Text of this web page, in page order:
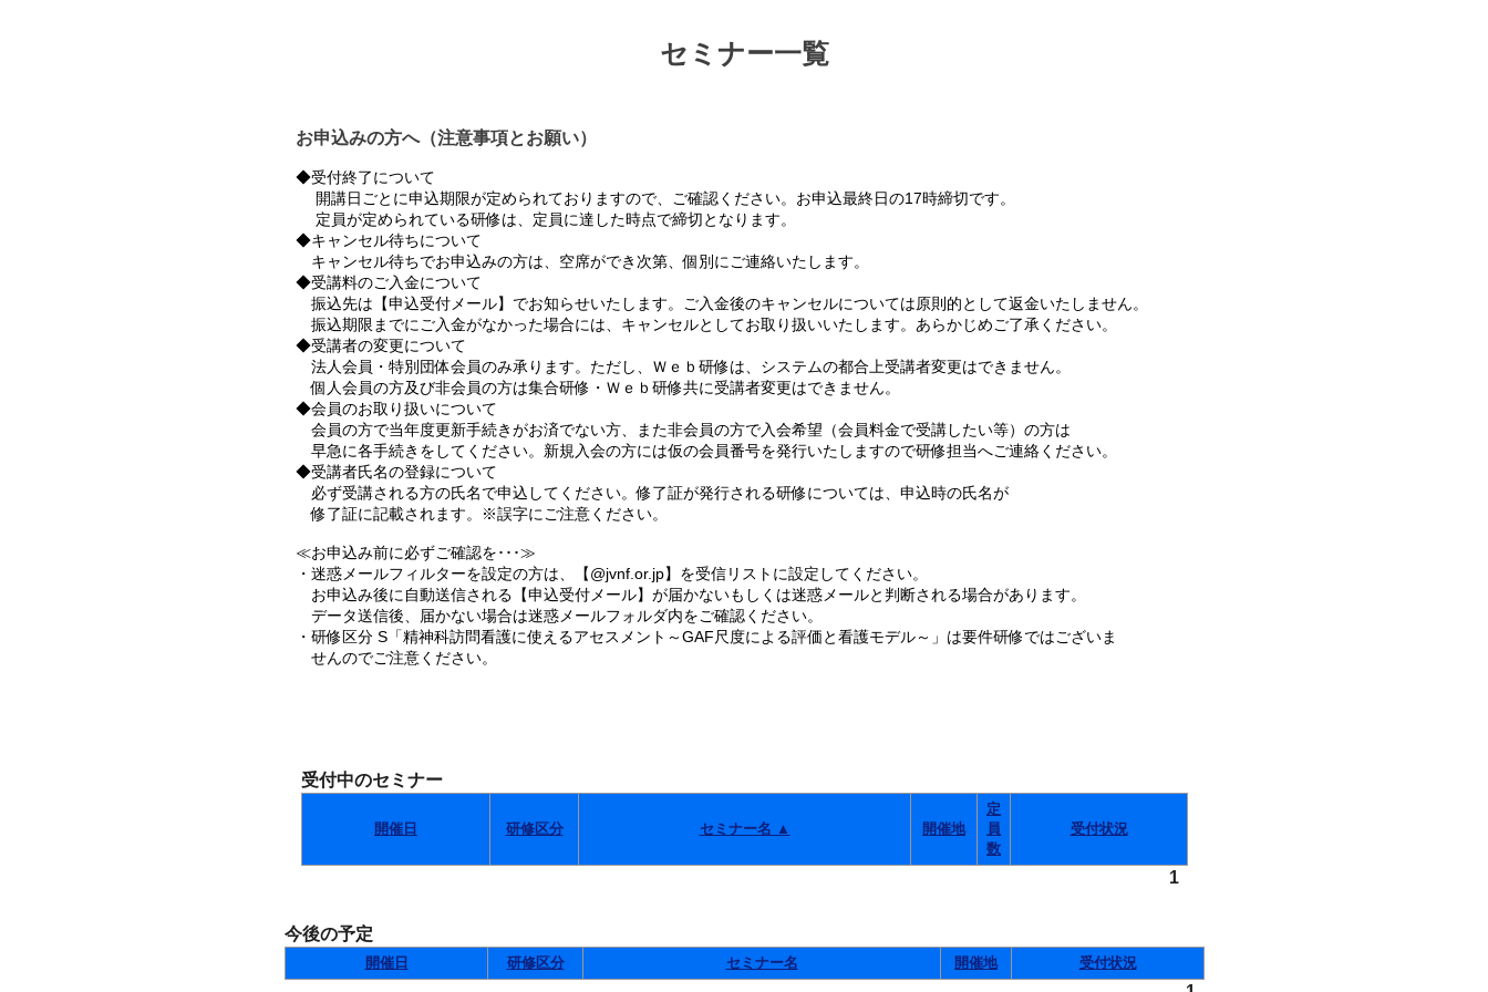
セミナー一覧
お申込みの方へ（注意事項とお願い）
◆受付終了について
開講日ごとに申込期限が定められておりますので、ご確認ください。お申込最終日の17時締切です。
定員が定められている研修は、定員に達した時点で締切となります。
◆キャンセル待ちについて
キャンセル待ちでお申込みの方は、空席ができ次第、個別にご連絡いたします。
◆受講料のご入金について
振込先は【申込受付メール】でお知らせいたします。ご入金後のキャンセルについては原則的として返金いたしません。
振込期限までにご入金がなかった場合には、キャンセルとしてお取り扱いいたします。あらかじめご了承ください。
◆受講者の変更について
法人会員・特別団体会員のみ承ります。ただし、Ｗｅｂ研修は、システムの都合上受講者変更はできません。
個人会員の方及び非会員の方は集合研修・Ｗｅｂ研修共に受講者変更はできません。
◆会員のお取り扱いについて
会員の方で当年度更新手続きがお済でない方、また非会員の方で入会希望（会員料金で受講したい等）の方は
早急に各手続きをしてください。新規入会の方には仮の会員番号を発行いたしますので研修担当へご連絡ください。
◆受講者氏名の登録について
必ず受講される方の氏名で申込してください。修了証が発行される研修については、申込時の氏名が
修了証に記載されます。※誤字にご注意ください。
≪お申込み前に必ずご確認を･･･≫
・迷惑メールフィルターを設定の方は、【@jvnf.or.jp】を受信リストに設定してください。
お申込み後に自動送信される【申込受付メール】が届かないもしくは迷惑メールと判断される場合があります。
データ送信後、届かない場合は迷惑メールフォルダ内をご確認ください。
・研修区分 S「精神科訪問看護に使えるアセスメント～GAF尺度による評価と看護モデル～」は要件研修ではございま
せんのでご注意ください。
受付中のセミナー
開催日 研修区分 セミナー名 ▲ 開催地
定
員
数
受付状況
1
今後の予定
開催日 研修区分 セミナー名 開催地 受付状況